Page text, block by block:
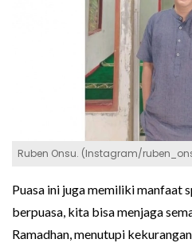
Ruben Onsu. (Instagram/
Puasa ini juga memiliki manfaat
berpuasa, kita bisa menjaga
Ramadhan, menutupi